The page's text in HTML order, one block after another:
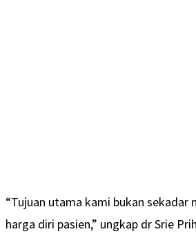
“Tujuan utama kami bukan
harga diri pasien,” ungkap dr Srie